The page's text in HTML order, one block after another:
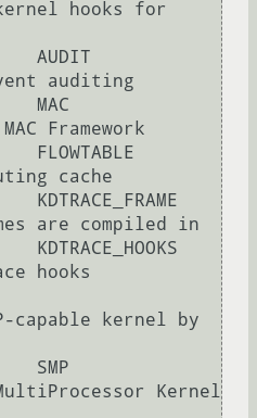
hooks for
auditing
Framework
cache
are compiled in
hooks
capable kernel by
Kernel